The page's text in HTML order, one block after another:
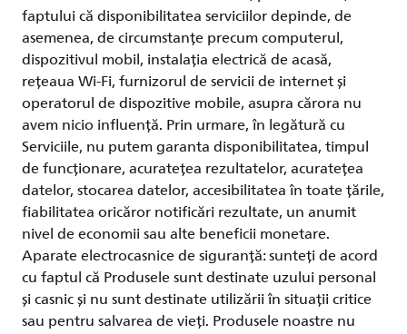
faptului că disponibilitatea serviciilor depinde, de
asemenea, de circumstanțe precum computerul,
dispozitivul mobil, instalația electrică de acasă,
rețeaua Wi-Fi, furnizorul de servicii de internet și
operatorul de dispozitive mobile, asupra cărora nu
avem nicio influență. Prin urmare, în legătură cu
Serviciile, nu putem garanta disponibilitatea, timpul
de funcționare, acuratețea rezultatelor, acuratețea
datelor, stocarea datelor, accesibilitatea în toate țările,
fiabilitatea oricăror notificări rezultate, un anumit
nivel de economii sau alte beneficii monetare.
Aparate electrocasnice de siguranță: sunteți de acord
cu faptul că Produsele sunt destinate uzului personal
și casnic și nu sunt destinate utilizării în situații critice
sau pentru salvarea de vieți. Produsele noastre nu